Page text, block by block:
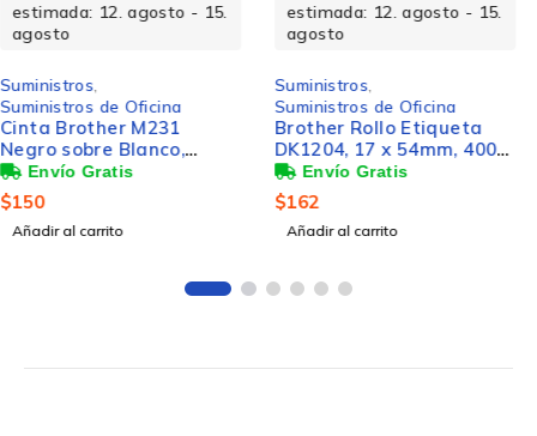
estimada: 12. agosto - 15.
agosto
Suministros
Suministros de Oficina
Brother Rollo Etiqueta
DK1204, 17 x 54mm, 400
Etiquetas, para Brother
QL-500/QL-550
$162
Añadir al carrito
estimada: 12. agosto - 15.
agosto
Suministros
Suministros de Impresión
Cartucho Brother LC-
505M Magenta, 1300
Páginas
$198
Añadir al carrito